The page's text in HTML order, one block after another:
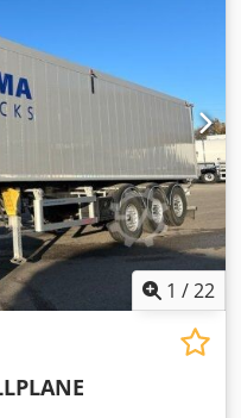
1 /22